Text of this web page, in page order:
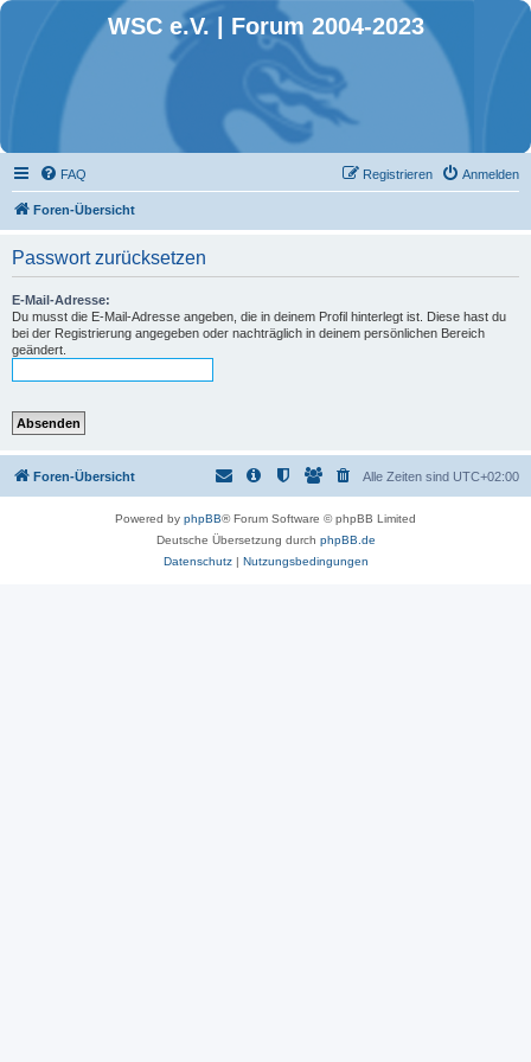
WSC e.V. | Forum 2004-2023
FAQ Anmelden
Registrieren
Foren-Übersicht
Passwort zurücksetzen
E-Mail-Adresse:
Du musst die E-Mail-Adresse angeben, die in deinem Profil hinterlegt ist. Diese hast du
bei der Registrierung angegeben oder nachträglich in deinem persönlichen Bereich
geändert.
Foren-Übersicht Alle Zeiten sind UTC+02:00
Powered by phpBB® Forum Software © phpBB Limited
Deutsche Übersetzung durch phpBB.de
Datenschutz| Nutzungsbedingungen